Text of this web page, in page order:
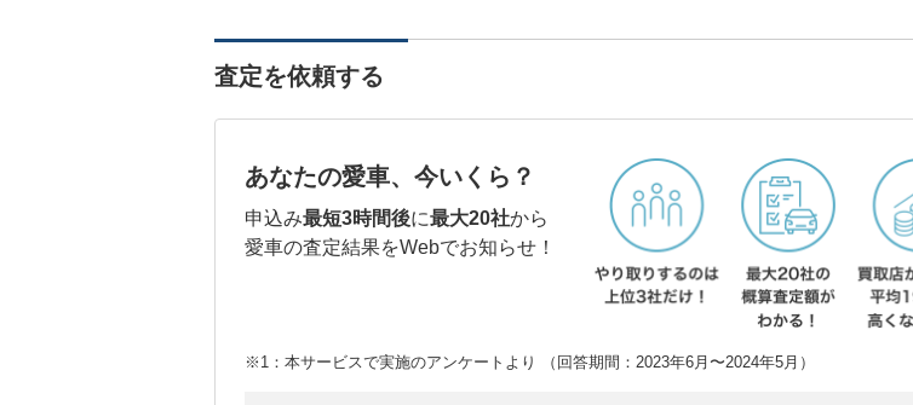
査定を依頼する
あなたの愛車、今いくら？
申込み最短3時間後に最大20社から
愛車の査定結果をWebでお知らせ！
※1：本サービスで実施のアンケートより （回答期間：2023年6月〜2024年5月）